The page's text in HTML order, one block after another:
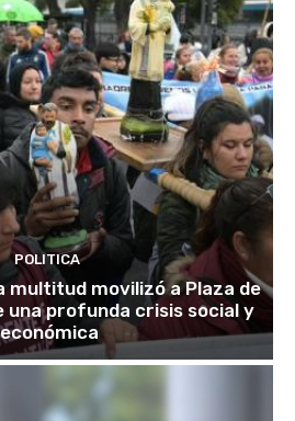
POLITICA
multitud movilizó a Plaza de
una profunda crisis social y
económica